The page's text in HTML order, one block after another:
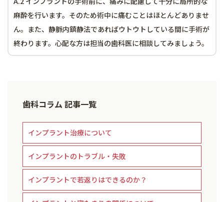
麻酔を行います。そのため術中に痛むことはほとんどありませ
ん。また、静脈内鎮静法であればウトウトしている間に手術が
終わります。心配な方は担当の歯科医に相談してみましょう。
歯科コラム 記事一覧
インプラント治療について
インプラントのトラブル・失敗
インプラントで若返りはできるのか？